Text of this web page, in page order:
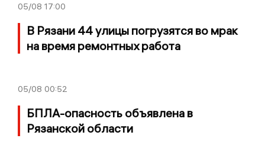
05/08 17:00
В Рязани 44 улицы погрузятся во мрак
на время ремонтных работа
05/08 00:52
БПЛА-опасность объявлена в
Рязанской области